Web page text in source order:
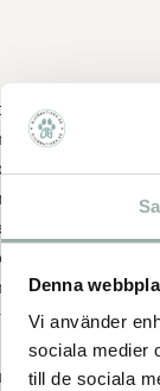
Denna
Vi använder
sociala medier
till de sociala
våtfoder
mot vissa
soja,
en animalisk
70% lamm (40%
78,0%
per
mg Biotin
Koppar